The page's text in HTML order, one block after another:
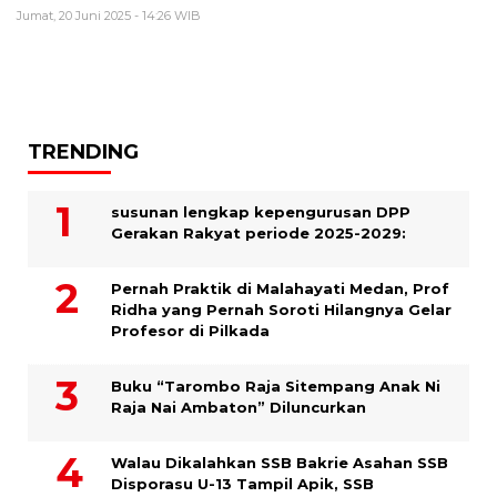
Jumat, 20 Juni 2025 - 14:26 WIB
TRENDING
susunan lengkap kepengurusan DPP
Gerakan Rakyat periode 2025-2029:
Pernah Praktik di Malahayati Medan, Prof
Ridha yang Pernah Soroti Hilangnya Gelar
Profesor di Pilkada
Buku “Tarombo Raja Sitempang Anak Ni
Raja Nai Ambaton” Diluncurkan
Walau Dikalahkan SSB Bakrie Asahan SSB
Disporasu U-13 Tampil Apik, SSB